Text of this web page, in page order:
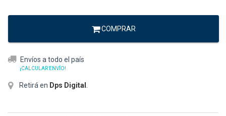
COMPRAR
Envíos a todo el país
¡CALCULAR ENVÍO!
Retirá en Dps Digital